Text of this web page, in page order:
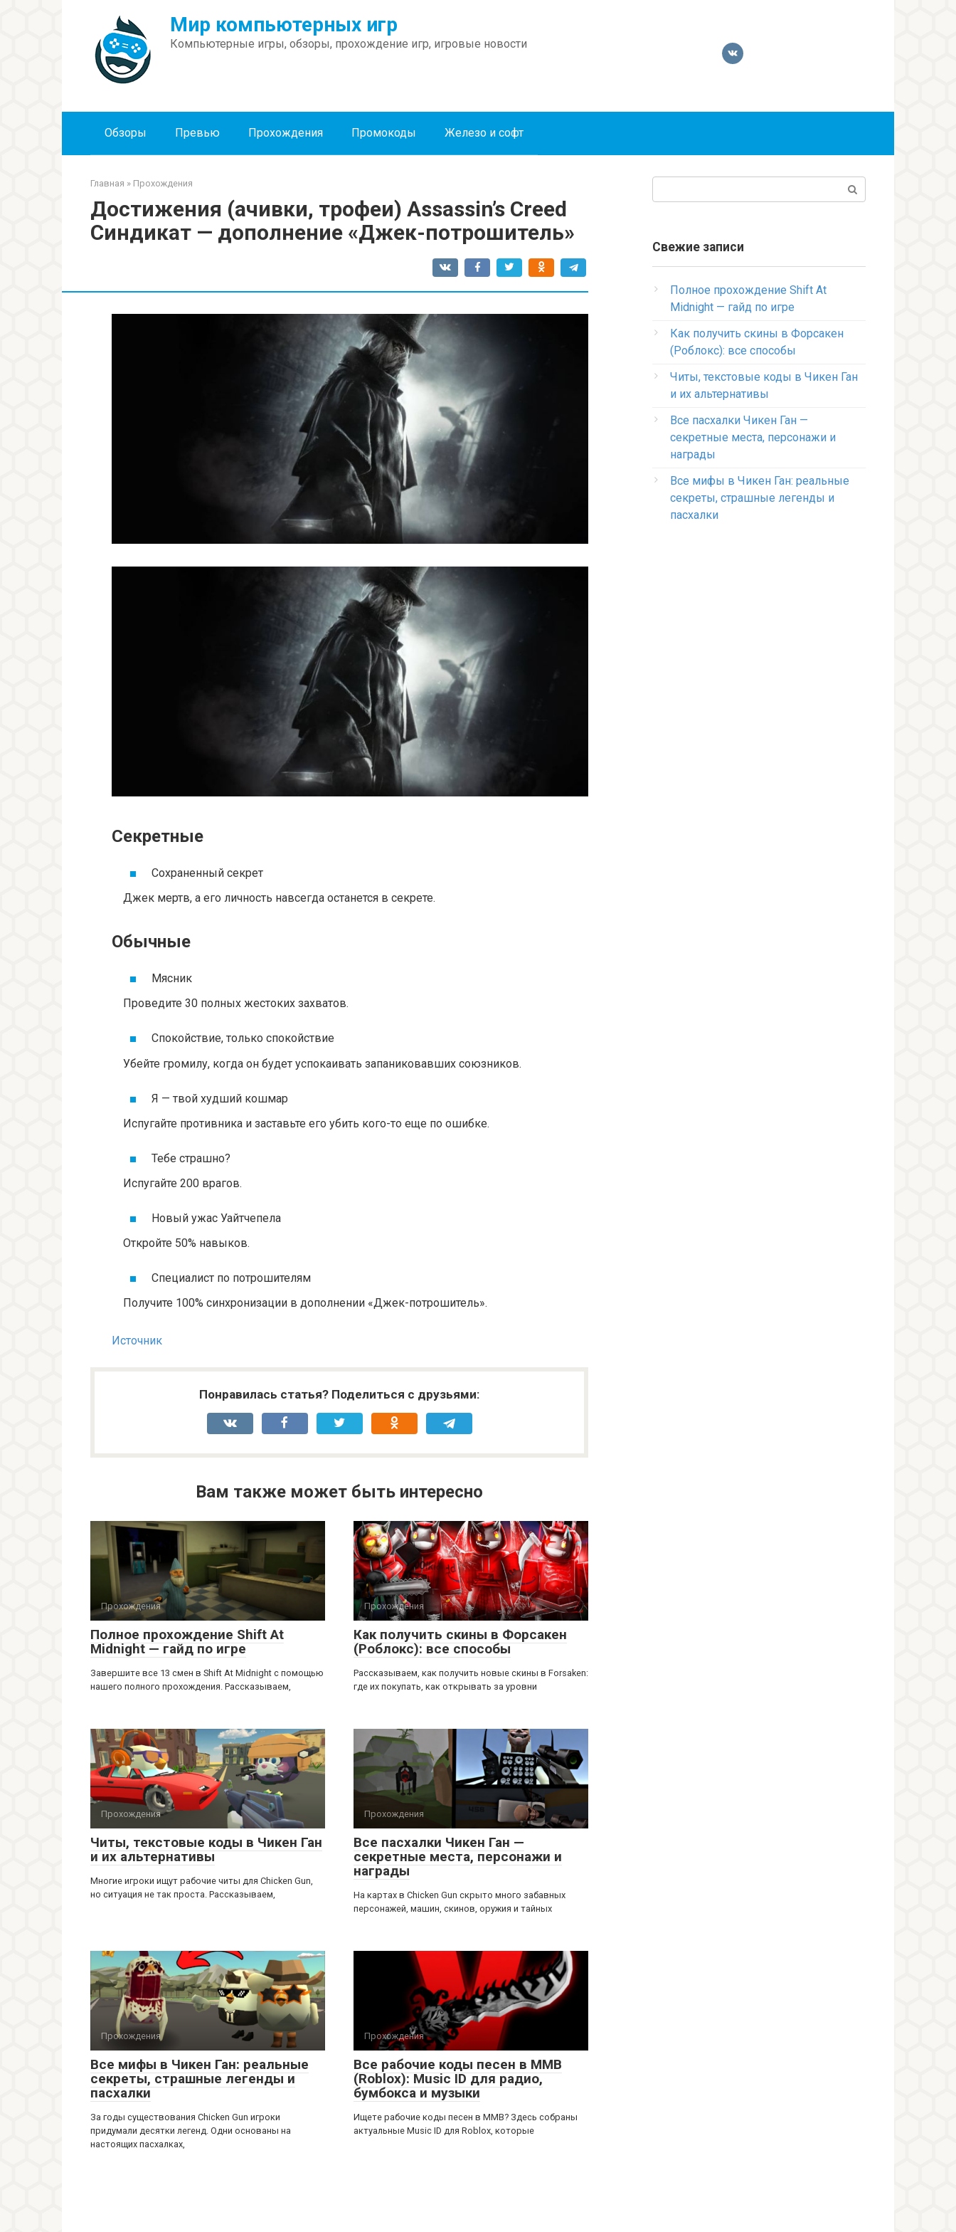
Мир компьютерных игр
Компьютерные игры, обзоры, прохождение игр, игровые новости
Обзоры Превью Прохождения Промокоды Железо и софт
Главная » Прохождения
Достижения (ачивки, трофеи) Assassin’s Creed
Синдикат — дополнение «Джек-потрошитель»
Секретные
Сохраненный секрет
Джек мертв, а его личность навсегда останется в секрете.
Обычные
Мясник
Проведите 30 полных жестоких захватов.
Спокойствие, только спокойствие
Убейте громилу, когда он будет успокаивать запаниковавших союзников.
Я — твой худший кошмар
Испугайте противника и заставьте его убить кого-то еще по ошибке.
Тебе страшно?
Испугайте 200 врагов.
Новый ужас Уайтчепела
Откройте 50% навыков.
Специалист по потрошителям
Получите 100% синхронизации в дополнении «Джек-потрошитель».
Источник
Понравилась статья? Поделиться с друзьями:
Вам также может быть интересно
Прохождения
Полное прохождение Shift At
Midnight — гайд по игре
Завершите все 13 смен в Shift At Midnight с помощью
нашего полного прохождения. Рассказываем,
Прохождения
Как получить скины в Форсакен
(Роблокс): все способы
Рассказываем, как получить новые скины в Forsaken:
где их покупать, как открывать за уровни
Прохождения
Читы, текстовые коды в Чикен Ган
и их альтернативы
Многие игроки ищут рабочие читы для Chicken Gun,
но ситуация не так проста. Рассказываем,
Прохождения
Все пасхалки Чикен Ган —
секретные места, персонажи и
награды
На картах в Chicken Gun скрыто много забавных
персонажей, машин, скинов, оружия и тайных
Прохождения
Все мифы в Чикен Ган: реальные
секреты, страшные легенды и
пасхалки
За годы существования Chicken Gun игроки
придумали десятки легенд. Одни основаны на
настоящих пасхалках,
Прохождения
Все рабочие коды песен в ММВ
(Roblox): Music ID для радио,
бумбокса и музыки
Ищете рабочие коды песен в ММВ? Здесь собраны
актуальные Music ID для Roblox, которые
Свежие записи
Полное прохождение Shift At
Midnight — гайд по игре
Как получить скины в Форсакен
(Роблокс): все способы
Читы, текстовые коды в Чикен Ган
и их альтернативы
Все пасхалки Чикен Ган —
секретные места, персонажи и
награды
Все мифы в Чикен Ган: реальные
секреты, страшные легенды и
пасхалки